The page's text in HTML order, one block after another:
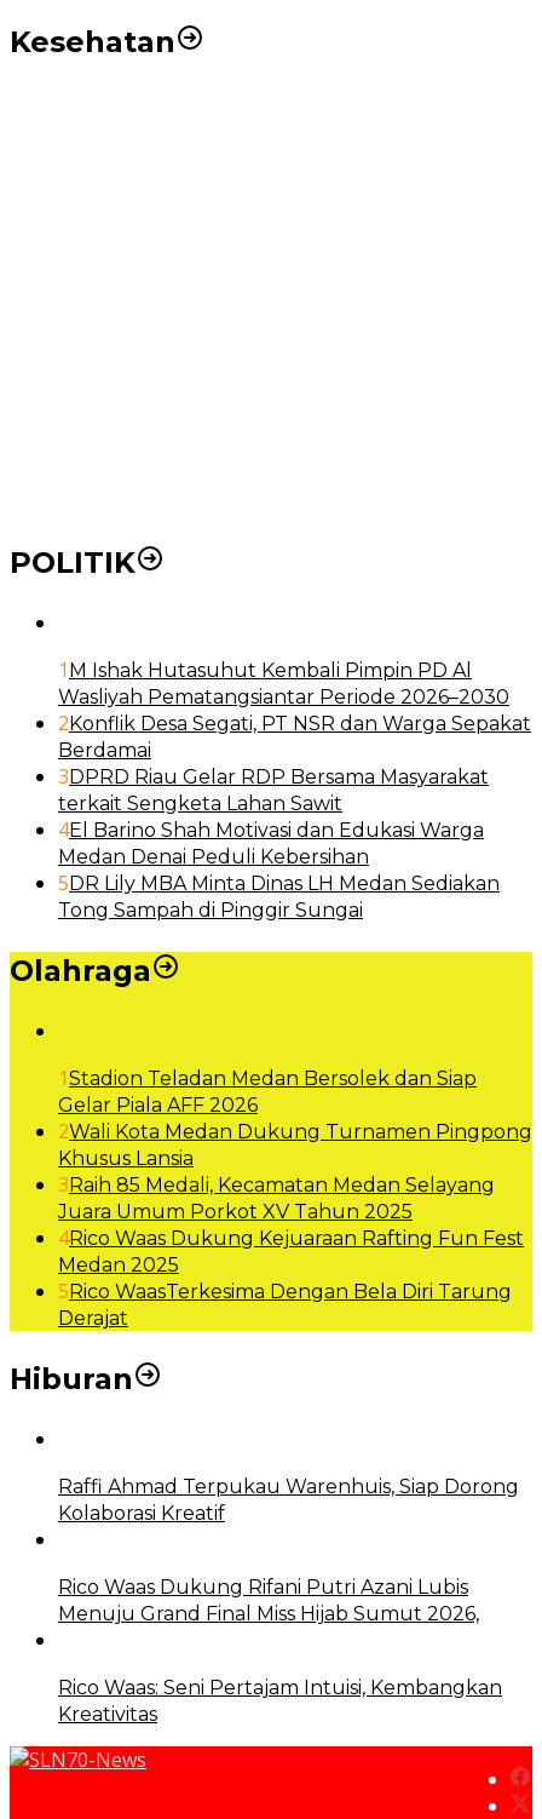
Kesehatan
POLITIK
1 M Ishak Hutasuhut Kembali Pimpin PD Al
Wasliyah Pematangsiantar Periode 2026–2030
2Konflik Desa Segati, PT NSR dan Warga Sepakat
Berdamai
3DPRD Riau Gelar RDP Bersama Masyarakat
terkait Sengketa Lahan Sawit
4El Barino Shah Motivasi dan Edukasi Warga
Medan Denai Peduli Kebersihan
5DR Lily MBA Minta Dinas LH Medan Sediakan
Tong Sampah di Pinggir Sungai
Olahraga
1Stadion Teladan Medan Bersolek dan Siap
Gelar Piala AFF 2026
2Wali Kota Medan Dukung Turnamen Pingpong
Khusus Lansia
3Raih 85 Medali, Kecamatan Medan Selayang
Juara Umum Porkot XV Tahun 2025
4Rico Waas Dukung Kejuaraan Rafting Fun Fest
Medan 2025
5Rico WaasTerkesima Dengan Bela Diri Tarung
Derajat
Hiburan
Raffi Ahmad Terpukau Warenhuis, Siap Dorong
Kolaborasi Kreatif
Rico Waas Dukung Rifani Putri Azani Lubis
Menuju Grand Final Miss Hijab Sumut 2026,
Rico Waas: Seni Pertajam Intuisi, Kembangkan
Kreativitas